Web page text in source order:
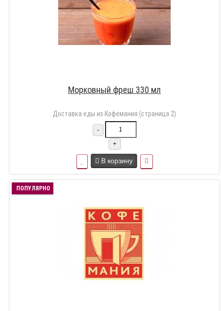
Морковный фреш 330 мл
Доставка еды из Кофемания (страница 2)
-
+
В корзину
ПОПУЛЯРНО